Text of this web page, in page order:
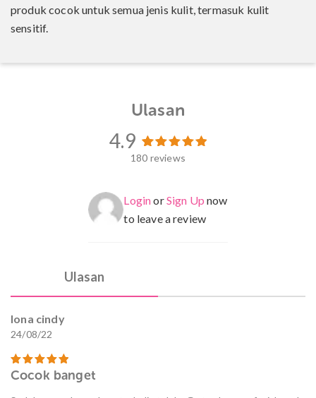
produk cocok untuk semua jenis kulit, termasuk kulit
sensitif.
Ulasan
4.9
Peringkat
180
pelanggan
180 reviews
LoginorSign Up now
to leave a review
Ulasan
lona cindy
24/08/22
Dinilai5
Cocok banget